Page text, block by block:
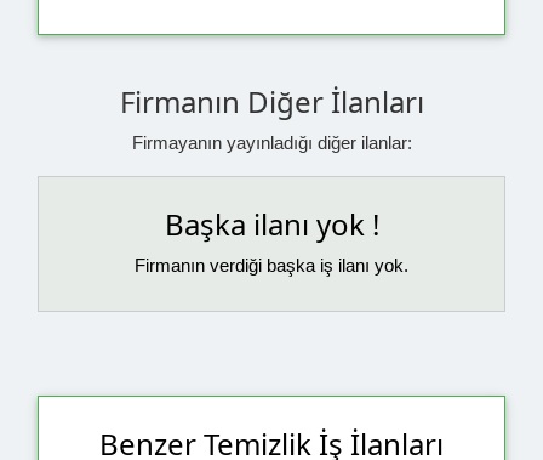
Firmanın Diğer İlanları
Firmayanın yayınladığı diğer ilanlar:
Başka ilanı yok !
Firmanın verdiği başka iş ilanı yok.
Benzer Temizlik İş İlanları